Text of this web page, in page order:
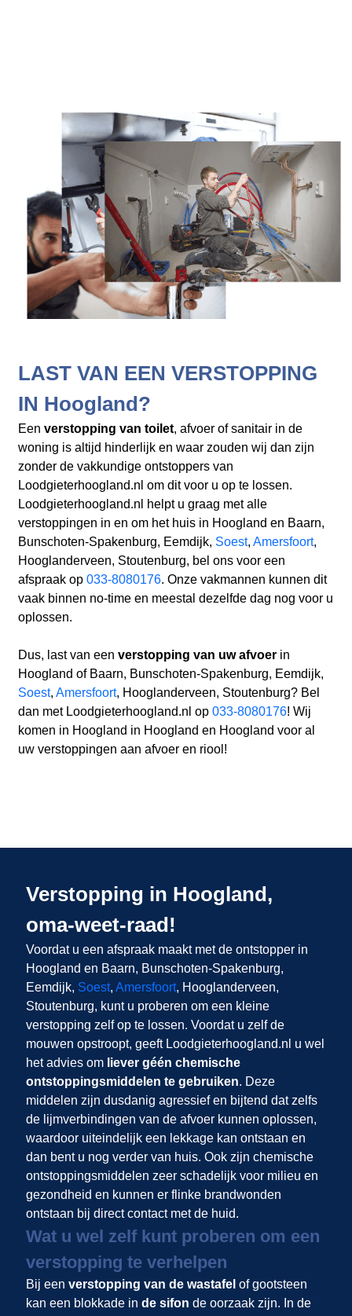
LAST VAN EEN VERSTOPPING
IN Hoogland?
Een verstopping van toilet, afvoer of sanitair in de
woning is altijd hinderlijk en waar zouden wij dan zijn
zonder de vakkundige ontstoppers van
Loodgieterhoogland.nl om dit voor u op te lossen.
Loodgieterhoogland.nl helpt u graag met alle
verstoppingen in en om het huis in Hoogland en Baarn,
Bunschoten-Spakenburg, Eemdijk, Soest, Amersfoort,
Hooglanderveen, Stoutenburg, bel ons voor een
afspraak op 033-8080176. Onze vakmannen kunnen dit
vaak binnen no-time en meestal dezelfde dag nog voor u
oplossen.
Dus, last van een verstopping van uw afvoerin
Hoogland of Baarn, Bunschoten-Spakenburg, Eemdijk,
Soest, Amersfoort, Hooglanderveen, Stoutenburg? Bel
dan met Loodgieterhoogland.nl op 033-8080176! Wij
komen in Hoogland in Hoogland en Hoogland voor al
uw verstoppingen aan afvoer en riool!
Verstopping in Hoogland,
oma-weet-raad!
Voordat u een afspraak maakt met de ontstopper in
Hoogland en Baarn, Bunschoten-Spakenburg,
Eemdijk, Soest, Amersfoort, Hooglanderveen,
Stoutenburg, kunt u proberen om een kleine
verstopping zelf op te lossen. Voordat u zelf de
mouwen opstroopt, geeft Loodgieterhoogland.nl u wel
het advies om liever géén chemische
ontstoppingsmiddelen te gebruiken. Deze
middelen zijn dusdanig agressief en bijtend dat zelfs
de lijmverbindingen van de afvoer kunnen oplossen,
waardoor uiteindelijk een lekkage kan ontstaan en
dan bent u nog verder van huis. Ook zijn chemische
ontstoppingsmiddelen zeer schadelijk voor milieu en
gezondheid en kunnen er flinke brandwonden
ontstaan bij direct contact met de huid.
Wat u wel zelf kunt proberen om een
verstopping te verhelpen
Bij een verstopping van de wastafel of gootsteen
kan een blokkade in de sifon de oorzaak zijn. In de